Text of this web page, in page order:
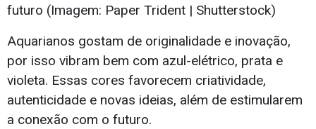
futuro (Imagem: Paper Trident | Shutterstock)
Aquarianos gostam de originalidade e inovação,
por isso vibram bem com azul-elétrico, prata e
violeta. Essas cores favorecem criatividade,
autenticidade e novas ideias, além de estimularem
a conexão com o futuro.